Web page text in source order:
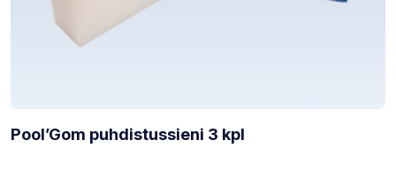
Pool’Gom puhdistussieni 3 kpl